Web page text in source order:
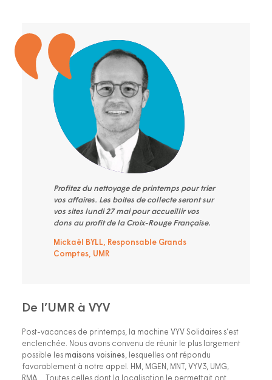
Profitez du nettoyage de printemps pour trier
vos affaires. Les boites de collecte seront sur
vos sites lundi 27 mai pour accueillir vos
dons au profit de la Croix-Rouge Française.
Mickaël BYLL, Responsable Grands
Comptes, UMR
De l’UMR à VYV
Post-vacances de printemps, la machine VYV Solidaires s’est
enclenchée. Nous avons convenu de réunir le plus largement
possible les maisons voisines, lesquelles ont répondu
favorablement à notre appel. HM, MGEN, MNT, VYV3, UMG,